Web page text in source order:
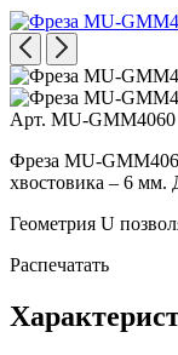
Арт. MU-GMM4060
Фреза MU-
хвостовика – 6 мм.
Геометрия U
Распечатать